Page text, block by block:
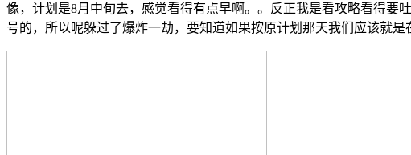
像，计划是8月中旬去，感觉看得有点早啊。。反正我是看攻略看得要
号的，所以呢躲过了爆炸一劫，要知道如果按原计划那天我们应该就是